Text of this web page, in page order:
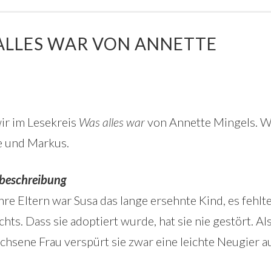
WAR VON ANNETTE
im Lesekreis Was alles warvon Annette Mingels.
und Markus.
Eltern war Susa das lange ersehnte Kind, es
Dass sie adoptiert wurde, hat sie nie gestört. Als
Frau verspürt sie zwar eine leichte Neugier